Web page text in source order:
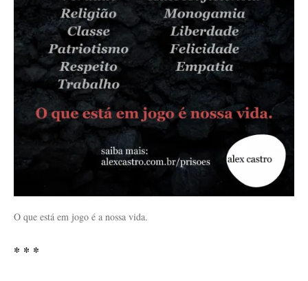
O que está em jogo é a nossa vida.
* * *